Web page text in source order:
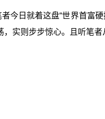
今日就着这盘“世界首富
实则步步惊心。且听笔